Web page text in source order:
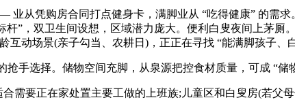
凭购房合同打点健身卡，满脚业从 “吃得健康” 的需求
”，双卫生间设想，区域潜力庞大。便利白叟夜间上茅厕
动场景(亲子勾当、农耕日)，正正在寻找 “能满脚孩子、
选择。储物空间充脚，从泉源把控食材质量，可成 “储物
要正在家处置主要工做的上班族;儿童区和白叟房(若父